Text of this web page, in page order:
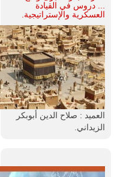
... دروس في القيادة
العسكرية والإستراتيجية.
العميد : صلاح الدين أبوبكر
الزيداني.